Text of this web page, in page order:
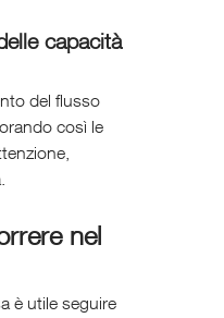
capacità
del flusso
così le
nel
è utile seguire